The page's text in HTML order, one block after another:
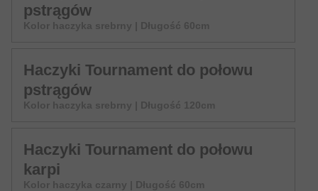
pstrągów
Kolor haczyka srebrny | Długość 60cm
Haczyki Tournament do połowu
pstrągów
Kolor haczyka srebrny | Długość 120cm
Haczyki Tournament do połowu
karpi
Kolor haczyka czarny | Długość 60cm